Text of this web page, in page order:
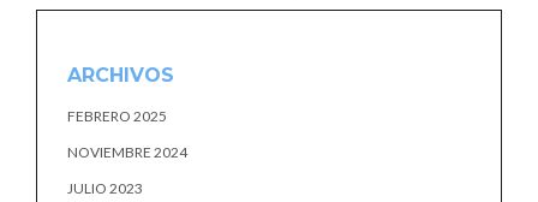
ARCHIVOS
FEBRERO 2025
NOVIEMBRE 2024
JULIO 2023